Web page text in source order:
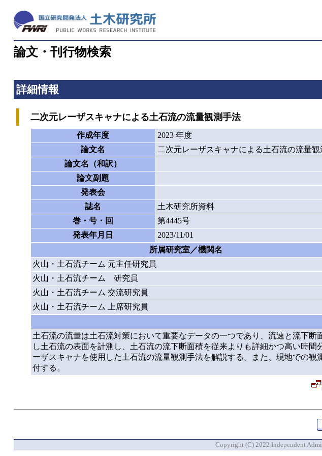
論文・刊行物検索
詳細情報
二次元レーザスキャナによる土石流の流量観測手法
作成年度
2023 年度
論文名
二次元レーザスキャナによる土石流の流量観
論文名（和訳）
論文副題
発表会
誌名
土木研究所資料
巻・号・回
第4445号
発表年月日
2023/11/01
所属研究室／機関名
火山・土石流チーム 元主任研究員
火山・土石流チーム 研究員
火山・土石流チーム 交流研究員
火山・土石流チーム 上席研究員
土石流の流量は土石流対策において重要なデータの一つであり、流速と流下
し土石流の表面を計測し、土石流の流下断面積を従来よりも詳細かつ高い時
ーザスキャナを使用した土石流の流量観測手法を解説する。また、現地での
付する。
Copyright (C) 2022 Independent